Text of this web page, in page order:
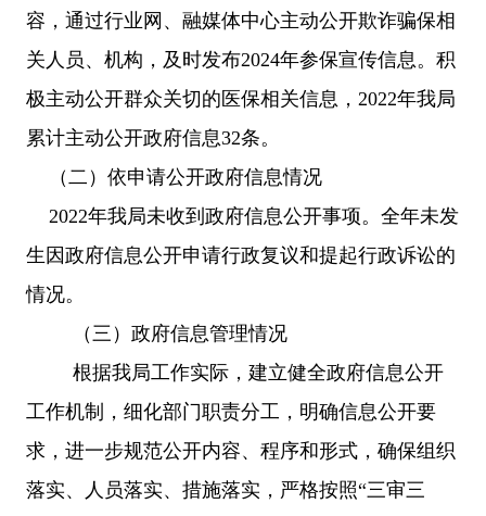
容，通过行业网、融媒体中心主动公开欺诈骗保相
关人员、机构，及时发布2024年参保宣传信息。积
极主动公开群众关切的医保相关信息， 2022年我局
累计主动公开政府信息32条。
（二）依申请公开政府信息情况
2022年我局未收到政府信息公开事项。 全年未发
生因政府信息公开申请行政复议和提起行政诉讼的
情况。
（三）政府信息管理情况
根据我局工作实际，建立健全政府信息公开
工作机制，细化部门职责分工，明确信息公开要
求，进一步规范公开内容、程序和形式，确保组织
落实、人员落实、措施落实，严格按照“三审三